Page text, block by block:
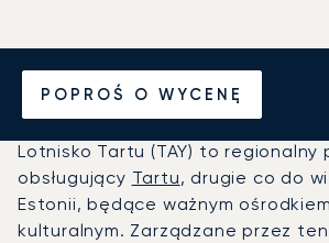
POPROŚ O WYCENĘ
Prywatny
Lotnisko Tartu
Lotnisko Tartu (TAY) to
obsługujący Tartu, drugie co do
Estonii, będące ważnym
kulturalnym. Zarządzane przez